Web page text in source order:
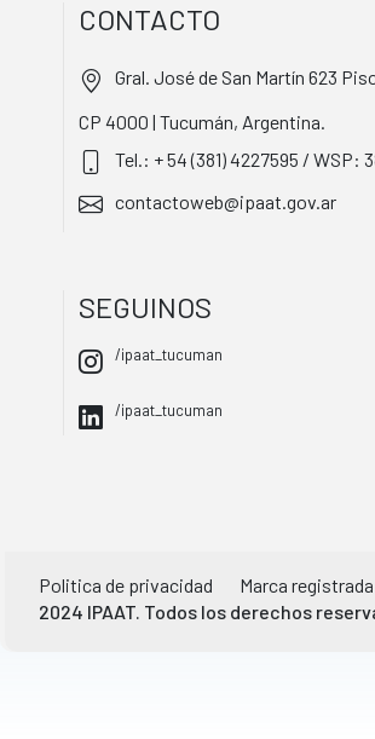
CONTACTO
Gral. José de San Martín 623
CP 4000 | Tucumán, Argentina.
Tel.: + 54 (381) 4227595 / WSP:
contactoweb@ipaat.gov.ar
SEGUINOS
/ipaat_tucuman
/ipaat_tucuman
Politica de privacidad
Marca registrada
2024 IPAAT. Todos los derechos